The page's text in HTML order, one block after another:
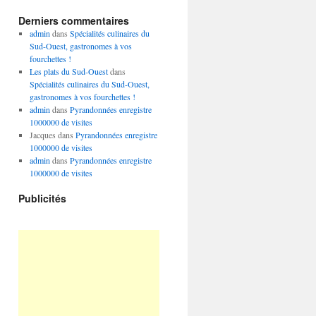
Derniers commentaires
admin dans Spécialités culinaires du
Sud-Ouest, gastronomes à vos
fourchettes !
Les plats du Sud-Ouestdans
Spécialités culinaires du Sud-Ouest,
gastronomes à vos fourchettes !
admin dans Pyrandonnées enregistre
1000000 de visites
Jacques dans Pyrandonnées enregistre
1000000 de visites
admin dans Pyrandonnées enregistre
1000000 de visites
Publicités